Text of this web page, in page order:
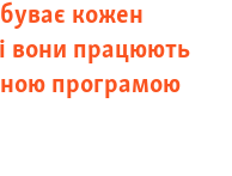
кожен
вони працюють
програмою